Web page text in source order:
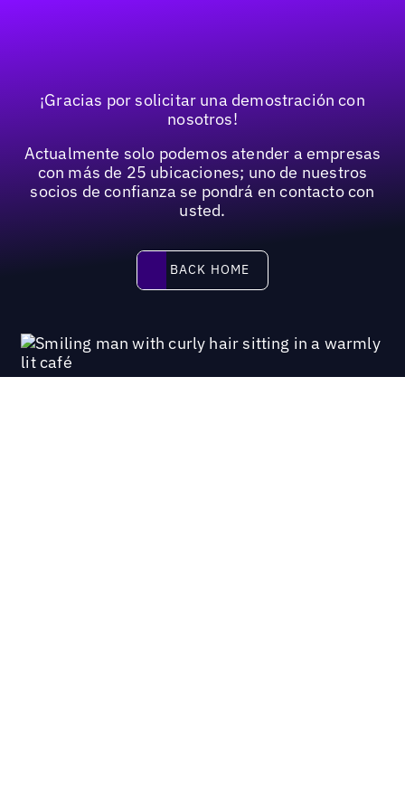
¡Gracias por solicitar una demostración con
nosotros!
Actualmente solo podemos atender a empresas
con más de 25 ubicaciones; uno de nuestros
socios de confianza se pondrá en contacto con
usted.
Back home
BACK HOME